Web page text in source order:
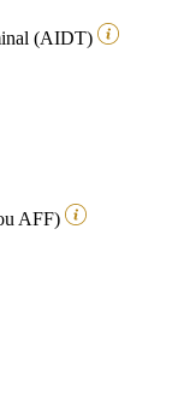
(AIDT)
AFF)